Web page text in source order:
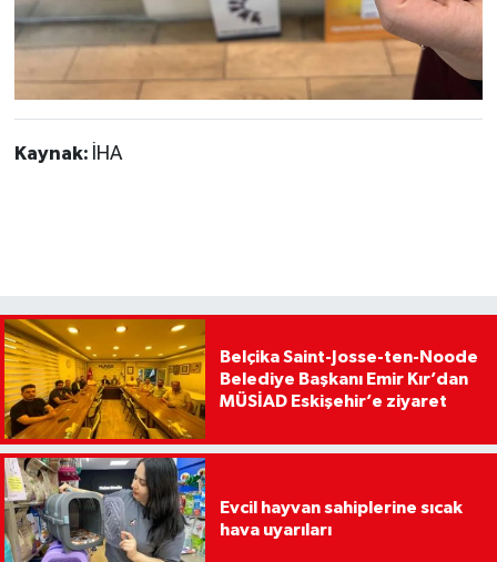
Kaynak: İHA
Belçika Saint-Josse-ten-Noode
Belediye Başkanı Emir Kır’dan
MÜSİAD Eskişehir’e ziyaret
Evcil hayvan sahiplerine sıcak
hava uyarıları